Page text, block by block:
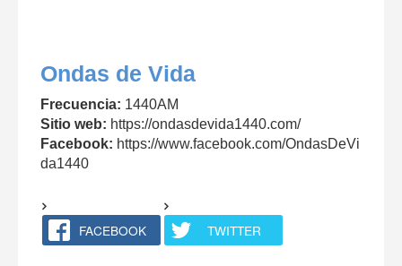
Ondas de Vida
Frecuencia: 1440AM
Sitio web: https://ondasdevida1440.com/
Facebook: https://www.facebook.com/OndasDeVi
da1440
FACEBOOK TWITTER